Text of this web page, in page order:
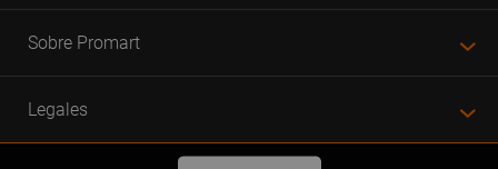
Sobre Promart
Legales